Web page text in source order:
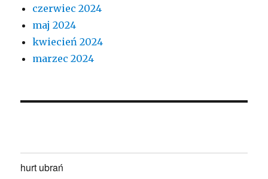
czerwiec 2024
maj 2024
kwiecień 2024
marzec 2024
hurt ubrań